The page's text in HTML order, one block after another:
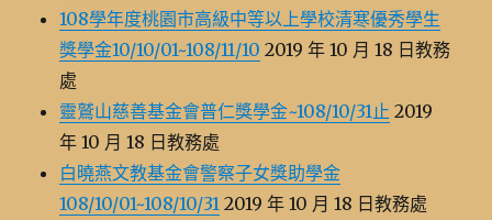
108學年度桃園市高級中等以上學校清寒優秀學生
獎學金10/10/01~108/11/10 2019 年 10 月 18 日教務
處
靈鷲山慈善基金會普仁獎學金~108/10/31止 2019
年 10 月 18 日教務處
白曉燕文教基金會警察子女獎助學金
108/10/01~108/10/31 2019 年 10 月 18 日教務處